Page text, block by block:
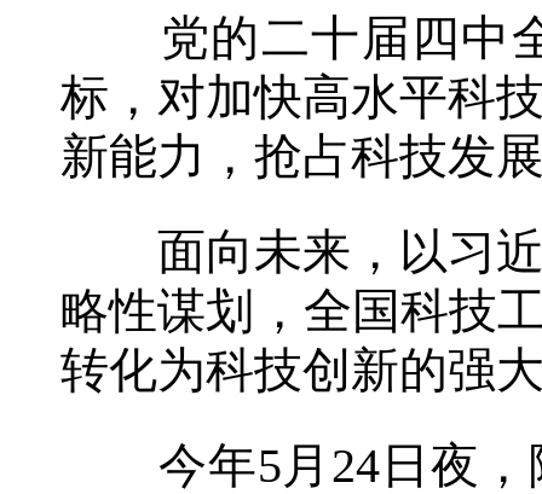
党的二十届四中全
标，对加快高水平科
新能力，抢占科技发
面向未来，以习近
略性谋划，全国科技
转化为科技创新的强
今年5月24日夜，